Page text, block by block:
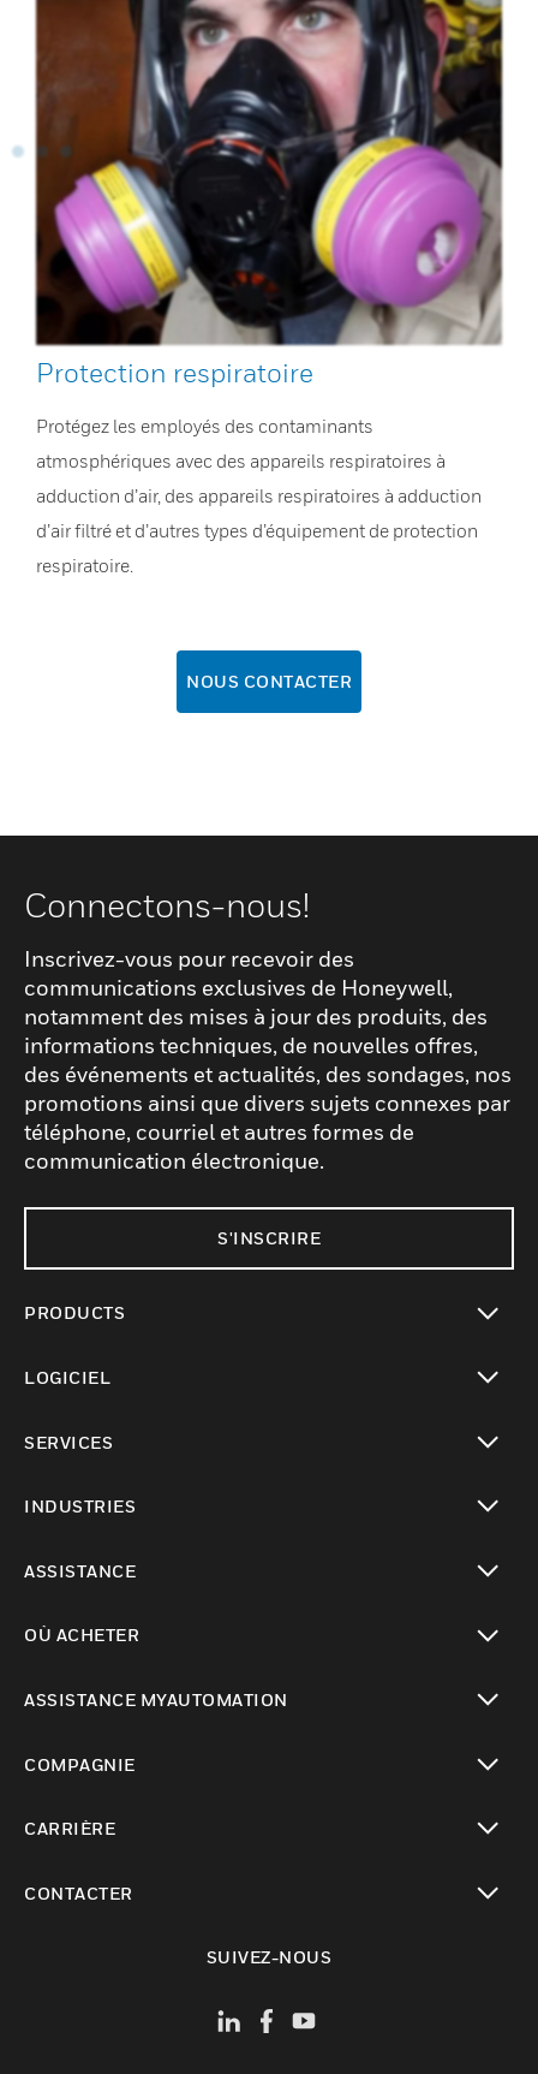
Protection respiratoire
Protégez les employés des contaminants
atmosphériques avec des appareils respiratoires à
adduction d’air, des appareils respiratoires à adduction
d’air filtré et d’autres types d’équipement de protection
respiratoire.
NOUS CONTACTER
Connectons-nous!
Inscrivez-vous pour recevoir des
communications exclusives de Honeywell,
notamment des mises à jour des produits, des
informations techniques, de nouvelles offres,
des événements et actualités, des sondages, nos
promotions ainsi que divers sujets connexes par
téléphone, courriel et autres formes de
communication électronique.
S'INSCRIRE
PRODUCTS
LOGICIEL
SERVICES
INDUSTRIES
ASSISTANCE
OÙ ACHETER
ASSISTANCE MYAUTOMATION
COMPAGNIE
CARRIÈRE
CONTACTER
SUIVEZ-NOUS